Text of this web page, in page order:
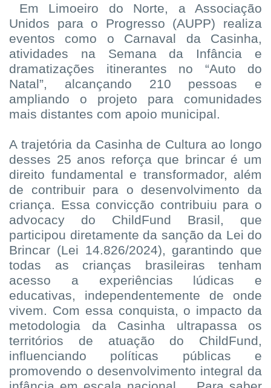
Em Limoeiro do Norte, a Associação
Unidos para o Progresso (AUPP) realiza
eventos como o Carnaval da Casinha,
atividades na Semana da Infância e
dramatizações itinerantes no “Auto do
Natal”, alcançando 210 pessoas e
ampliando o projeto para comunidades
mais distantes com apoio municipal.
A trajetória da Casinha de Cultura ao longo
desses 25 anos reforça que brincar é um
direito fundamental e transformador, além
de contribuir para o desenvolvimento da
criança. Essa convicção contribuiu para o
advocacy do ChildFund Brasil, que
participou diretamente da sanção da Lei do
Brincar (Lei 14.826/2024), garantindo que
todas as crianças brasileiras tenham
acesso a experiências lúdicas e
educativas, independentemente de onde
vivem. Com essa conquista, o impacto da
metodologia da Casinha ultrapassa os
territórios de atuação do ChildFund,
influenciando políticas públicas e
promovendo o desenvolvimento integral da